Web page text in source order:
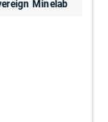
Minelab